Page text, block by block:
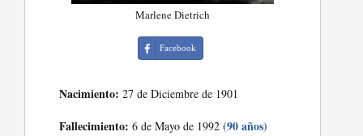
Marlene Dietrich
Facebook
Nacimiento: 27 de Diciembre de 1901
Fallecimiento: 6 de Mayo de 1992(90 años)